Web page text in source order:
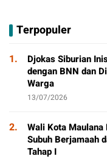
Pertama
Terpopuler
1.
Djokas Siburian
dengan BNN dan
Warga
13/07/2026
2.
Wali Kota
Subuh Berjamaah
Tahap I